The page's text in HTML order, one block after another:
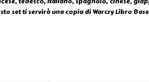
set ti servirà una copia di Warcry Libro